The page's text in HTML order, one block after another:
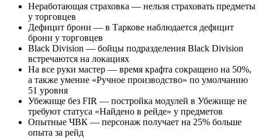
Неработающая страховка — нельзя страховать предметы
у торговцев
Дефицит брони — в Таркове наблюдается дефицит
брони у торговцев
Black Division — бойцы подразделения Black Division
встречаются на локациях
На все руки мастер — время крафта сокращено на 50%,
а также умение «Ручное производство» по умолчанию
51 уровня
Убежище без FIR — постройка модулей в Убежище не
требуют статуса «Найдено в рейде» у предметов
Опытные ЧВК — персонаж получает на 25% больше
опыта за рейд